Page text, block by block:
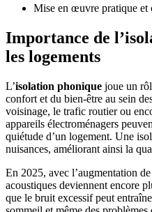
Mise en œuvre pratique et
Importance de
les logements
L’isolation phonique joue un
confort et du bien-être au sein
voisinage, le trafic routier ou
appareils électroménagers
quiétude d’un logement. Une
nuisances, améliorant ainsi la
En 2025, avec l’augmentation
acoustiques deviennent encore
que le bruit excessif peut